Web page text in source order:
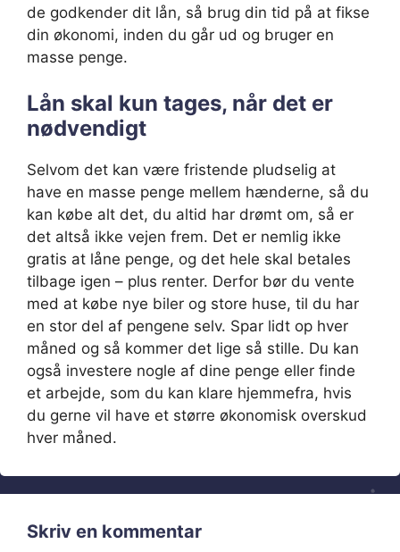
de godkender dit lån, så brug din tid på at fikse
din økonomi, inden du går ud og bruger en
masse penge.
Lån skal kun tages, når det er
nødvendigt
Selvom det kan være fristende pludselig at
have en masse penge mellem hænderne, så du
kan købe alt det, du altid har drømt om, så er
det altså ikke vejen frem. Det er nemlig ikke
gratis at låne penge, og det hele skal betales
tilbage igen – plus renter. Derfor bør du vente
med at købe nye biler og store huse, til du har
en stor del af pengene selv. Spar lidt op hver
måned og så kommer det lige så stille. Du kan
også investere nogle af dine penge eller finde
et arbejde, som du kan klare hjemmefra, hvis
du gerne vil have et større økonomisk overskud
hver måned.
Skriv en kommentar